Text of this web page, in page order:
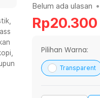
20:00), Tutup pada Idul Fitri
- 17:00) Selengkapnya
Belum ada ulasan •
Rp20.300
Pilihan Warna:
Transparent